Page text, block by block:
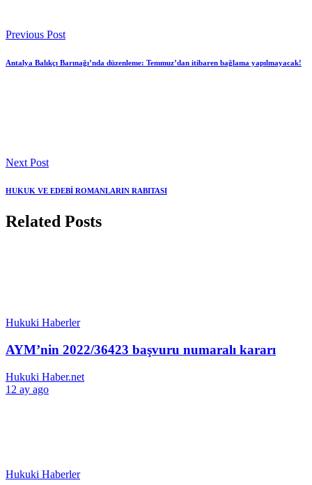
Previous Post
Antalya Balıkçı Barınağı’nda düzenleme: Temmuz’dan itibaren bağlama yapılmayacak!
Next Post
HUKUK VE EDEBİ ROMANLARIN RABITASI
Related Posts
Hukuki Haberler
AYM’nin 2022/36423 başvuru numaralı kararı
Hukuki Haber.net
12 ay ago
Hukuki Haberler